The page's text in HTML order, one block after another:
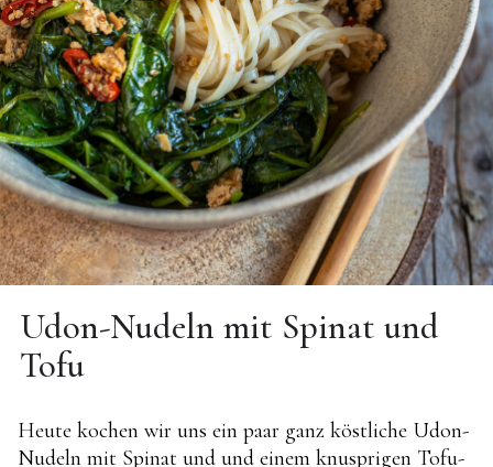
Udon-Nudeln mit Spinat und
Tofu
Heute kochen wir uns ein paar ganz köstliche Udon-
Nudeln mit Spinat und und einem knusprigen Tofu-